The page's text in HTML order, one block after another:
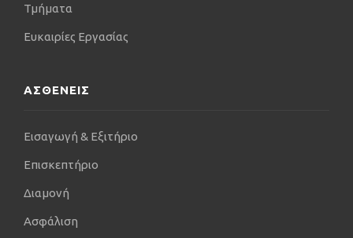
Τμήματα
Ευκαιρίες Εργασίας
ΑΣΘΕΝΕΙΣ
Εισαγωγή & Εξιτήριο
Επισκεπτήριο
Διαμονή
Ασφάλιση